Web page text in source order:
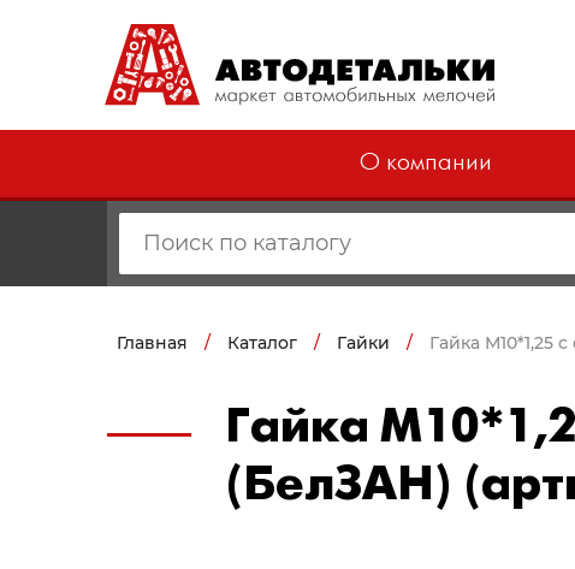
О компании
Главная / Каталог / Гайки / Гайка М10*1,25
Гайка
(БелЗАН)